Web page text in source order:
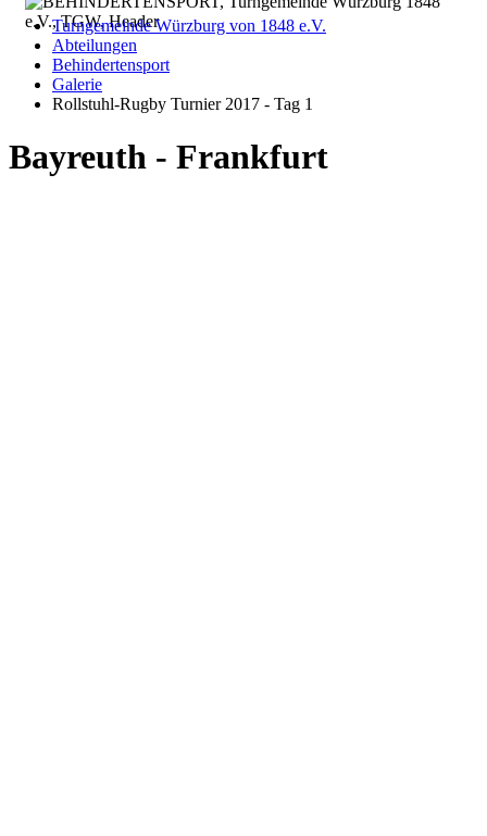
Turngemeinde Würzburg von 1848 e.V.
Abteilungen
Behindertensport
Galerie
Rollstuhl-Rugby Turnier 2017 - Tag 1
Bayreuth - Frankfurt